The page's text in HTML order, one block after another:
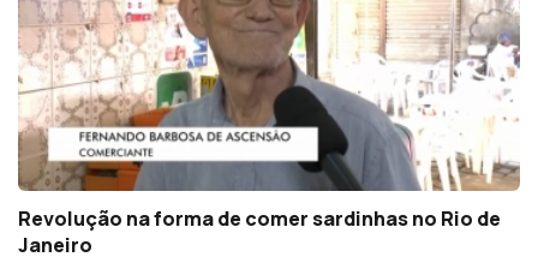
Revolução na forma de comer sardinhas no Rio de
Janeiro